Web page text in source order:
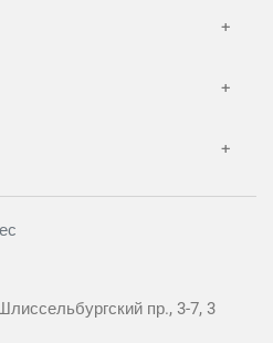
пр., 3-7, 3